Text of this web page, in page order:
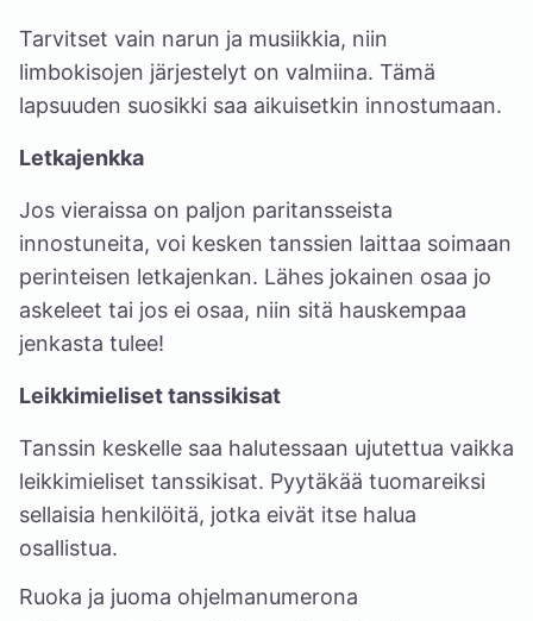
Tarvitset vain narun ja musiikkia, niin
limbokisojen järjestelyt on valmiina. Tämä
lapsuuden suosikki saa aikuisetkin innostumaan.
Letkajenkka
Jos vieraissa on paljon paritansseista
innostuneita, voi kesken tanssien laittaa soimaan
perinteisen letkajenkan. Lähes jokainen osaa jo
askeleet tai jos ei osaa, niin sitä hauskempaa
jenkasta tulee!
Leikkimieliset tanssikisat
Tanssin keskelle saa halutessaan ujutettua vaikka
leikkimieliset tanssikisat. Pyytäkää tuomareiksi
sellaisia henkilöitä, jotka eivät itse halua
osallistua.
Ruoka ja juoma ohjelmanumerona